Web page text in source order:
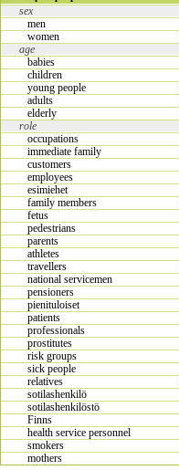
sex
men
women
age
babies
children
young people
adults
elderly
role
occupations
immediate family
customers
employees
esimiehet
family members
fetus
pedestrians
parents
athletes
travellers
national servicemen
pensioners
pienituloiset
patients
professionals
prostitutes
risk groups
sick people
relatives
sotilashenkilö
sotilashenkilöstö
Finns
health service personnel
smokers
mothers